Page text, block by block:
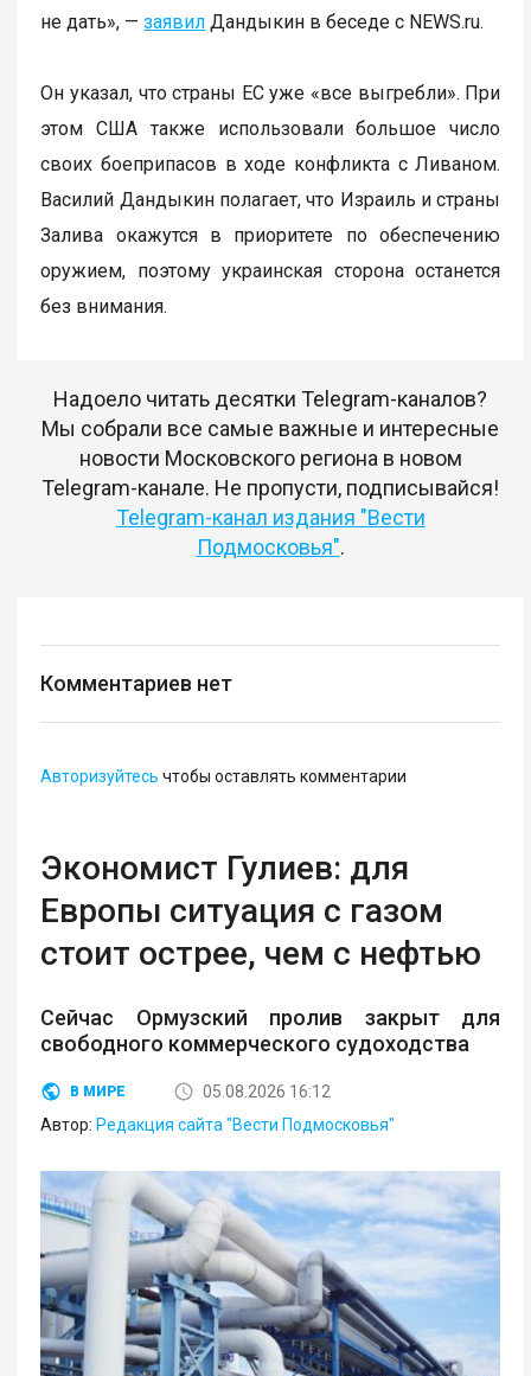
не дать», —заявил Дандыкин в беседе с NEWS.ru.
Он указал, что страны ЕС уже «все выгребли». При
этом США также использовали большое число
своих боеприпасов в ходе конфликта с Ливаном.
Василий Дандыкин полагает, что Израиль и страны
Залива окажутся в приоритете по обеспечению
оружием, поэтому украинская сторона останется
без внимания.
Надоело читать десятки Telegram-каналов?
Мы собрали все самые важные и интересные
новости Московского региона в новом
Telegram-канале. Не пропусти, подписывайся!
Telegram-канал издания "Вести
Подмосковья".
Комментариев нет
Авторизуйтесь чтобы оставлять комментарии
Экономист Гулиев: для
Европы ситуация с газом
стоит острее, чем с нефтью
Сейчас Ормузский пролив закрыт для
свободного коммерческого судоходства
В МИРЕ
05.08.2026 16:12
Автор: Редакция сайта "Вести Подмосковья"